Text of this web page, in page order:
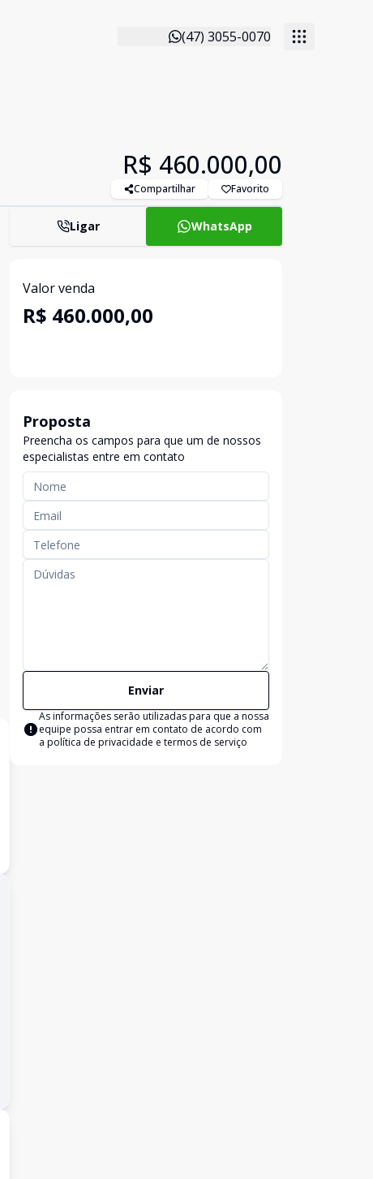
(47) 3055-0070
R$ 460.000,00
Compartilhar Favorito
Ligar WhatsApp
Valor venda
R$ 460.000,00
Proposta
Preencha os campos para que um de nossos
especialistas entre em contato
Enviar
As informações serão utilizadas para que a nossa
equipe possa entrar em contato de acordo com
a política de privacidade e termos de serviço